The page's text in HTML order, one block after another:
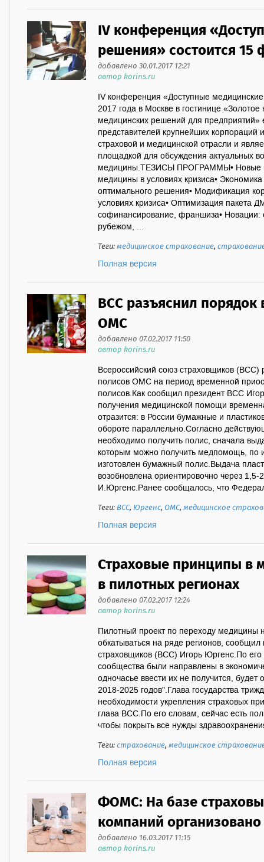
IV конференция
решения» состоится 15
добавлено 30.01.2017 12:21
автор korins.ru
IV конференция «Доступные
2017 года в Москве в гостинице
медицинских решений для предприятий»
представителей крупнейших корпораций
страховой и медицинской отрасли и
площадкой для обсуждения актуальных
медицины.ТЕЗИСЫ ПРОГРАММЫ• Новые
медицины в условиях кризиса•
оптимального решения• Модификация
условиях кризиса• Оптимизация пакета
софинансирование, франшиза• Новации:
рубежом, ...
Теги:медицинское страхование,
Полная версия
ВСС разъяснил
ОМС
добавлено 07.02.2017 11:50
автор korins.ru
Всероссийский союз страховщиков (ВСС)
полисов ОМС на период временной
полисов.Как сообщил президент ВСС
получения медицинской помощи
отразится: в России бумажные и
обороте параллельно.Согласно
необходимо получить полис, сначала
которым можно получить медпомощь, по
изготовлен бумажный полис.Выдача
возобновлена ориентировочно через 1,5-
И.Юргенс.Ранее сообщалось, что
Теги:ВСС, Юргенс,ОМС,медицинское
Полная версия
Страховые принципы в
в пилотных регионах
добавлено 07.02.2017 12:24
автор korins.ru
Пилотный проект по переходу медицины
обкатываться на ряде регионов, сообщил
страховщиков (ВСС) Игорь Юргенс.По
сообщества были направлены в
одночасье ввести их не получится, будет
2018-2025 годов".Глава государства
необходимости укрепления страховых
глава ВСС.По его словам, сейчас есть
чтобы покрыть все нужды
Теги:страхование,медицинское
Полная версия
ФОМС: На базе
компаний
добавлено 16.03.2017 11:15
автор korins.ru